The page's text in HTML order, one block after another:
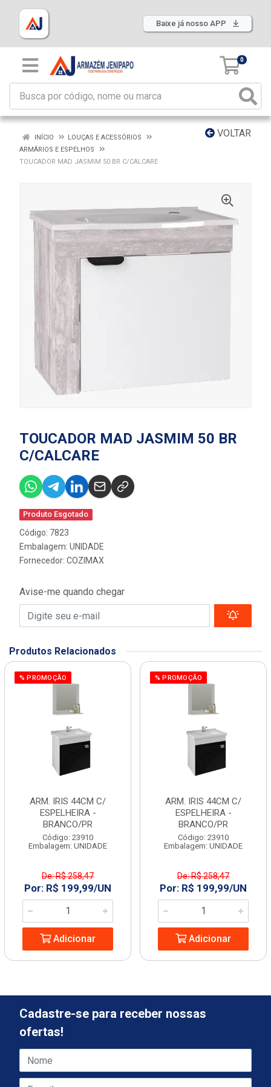
Baixe já nosso APP
0
VOLTAR
INÍCIO
LOUÇAS E ACESSÓRIOS
ARMÁRIOS E ESPELHOS
TOUCADOR MAD JASMIM 50 BR C/CALCARE
TOUCADOR MAD JASMIM 50 BR
C/CALCARE
Produto Esgotado
Código: 7823
Embalagem: UNIDADE
Fornecedor: COZIMAX
Avise-me quando chegar
Produtos Relacionados
% PROMOÇÃO
ARM. IRIS 44CM C/
ESPELHEIRA -
BRANCO/PR
Código: 23910
Embalagem: UNIDADE
De: R$ 258,47
Por: R$ 199,99/UN
Adicionar
% PROMOÇÃO
ARM. IRIS 44CM C/
ESPELHEIRA -
BRANCO/PR
Código: 23910
Embalagem: UNIDADE
De: R$ 258,47
Por: R$ 199,99/UN
Adicionar
Cadastre-se para receber nossas
ofertas!